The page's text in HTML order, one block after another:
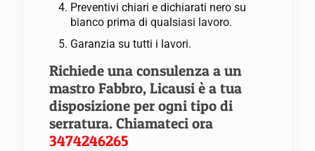
Preventivi chiari e dichiarati nero su
bianco prima di qualsiasi lavoro.
Garanzia su tutti i lavori.
Richiede una consulenza a un
mastro Fabbro, Licausi è a tua
disposizione per ogni tipo di
serratura. Chiamateci ora
3474246265